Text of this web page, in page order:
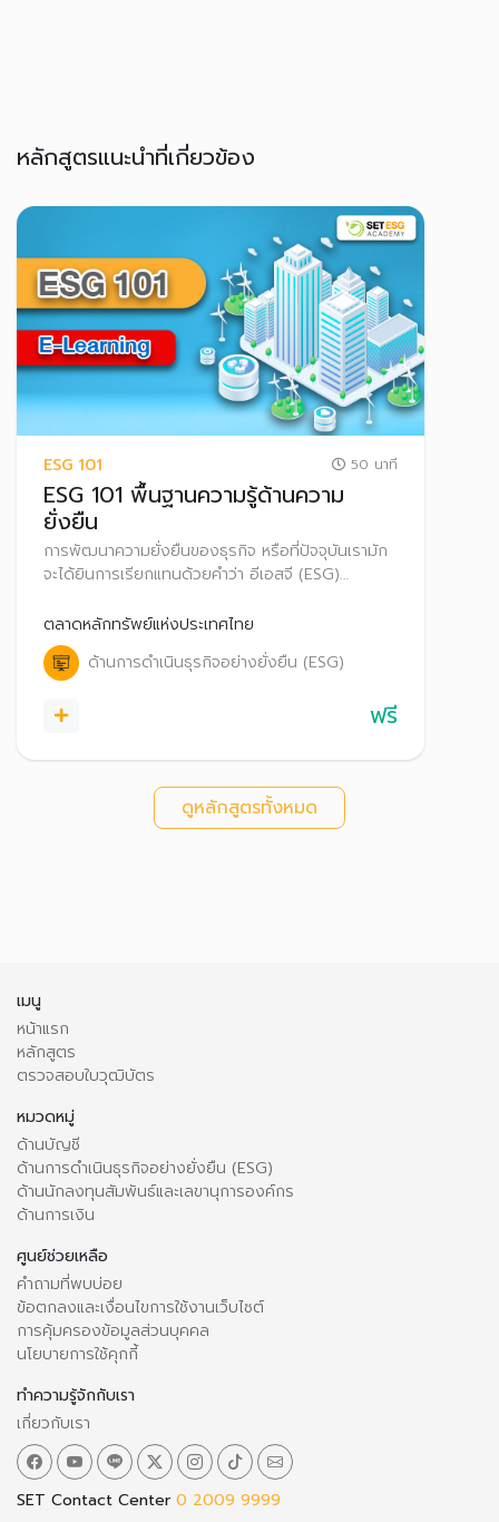
หลักสูตรแนะนำที่เกี่ยวข้อง
ESG 101 50 นาที
ESG 101 พื้นฐานความรู้ด้านความ
ยั่งยืน
การพัฒนาความยั่งยืนของธุรกิจ หรือที่ปัจจุบันเรามัก
จะได้ยินการเรียกแทนด้วยคำว่า อีเอสจี (ESG)
เกี่ยวข้องกับความยั่งยืน
ตลาดหลักทรัพย์แห่งประเทศไทย
ด้านการดำเนินธุรกิจอย่างยั่งยืน (ESG)
ฟรี
ดูหลักสูตรทั้งหมด
เมนู
หน้าแรก
หลักสูตร
ตรวจสอบใบวุฒิบัตร
หมวดหมู่
ด้านบัญชี
ด้านการดำเนินธุรกิจอย่างยั่งยืน (ESG)
ด้านนักลงทุนสัมพันธ์และเลขานุการองค์กร
ด้านการเงิน
ศูนย์ช่วยเหลือ
คำถามที่พบบ่อย
ข้อตกลงและเงื่อนไขการใช้งานเว็บไซต์
การคุ้มครองข้อมูลส่วนบุคคล
นโยบายการใช้คุกกี้
ทำความรู้จักกับเรา
เกี่ยวกับเรา
SET Contact Center 0 2009 9999